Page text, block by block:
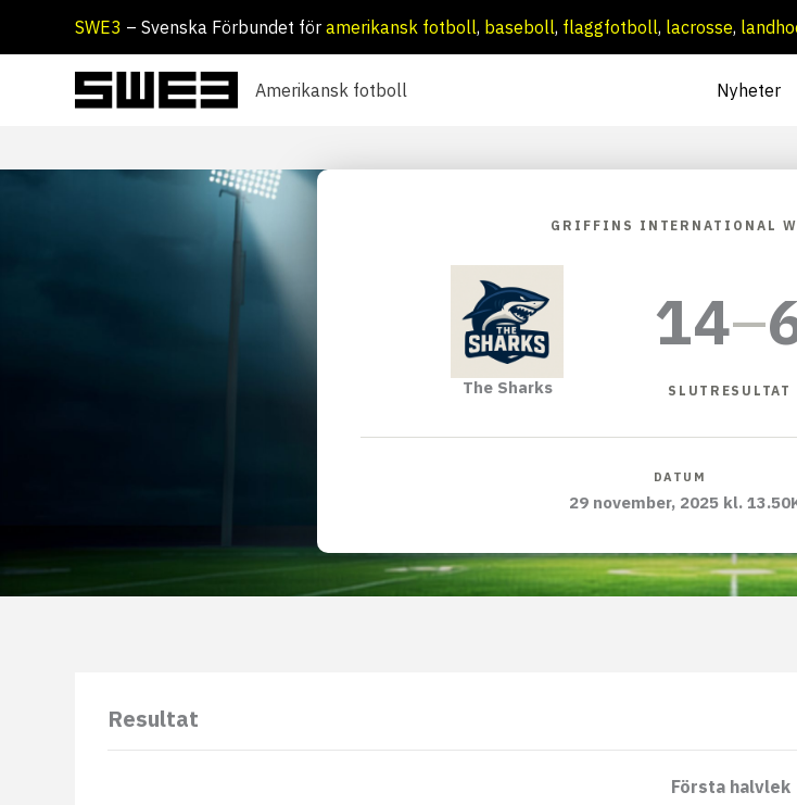
SWE3 – Svenska Förbundet för amerikansk fotboll, baseboll, flaggfotboll, lacrosse,
Amerikansk fotboll Nyheter
GRIFFINS INTERNATIONAL
The Sharks
14–
SLUTRESULTAT
DATUM
29 november, 2025 kl. 13.50
Resultat
Första halvlek